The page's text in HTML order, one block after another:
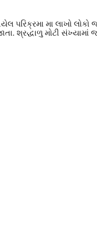
પરિક્રમા મા લાખો લોકો
શ્રદ્ધાળુ મોટી સંખ્યામાં